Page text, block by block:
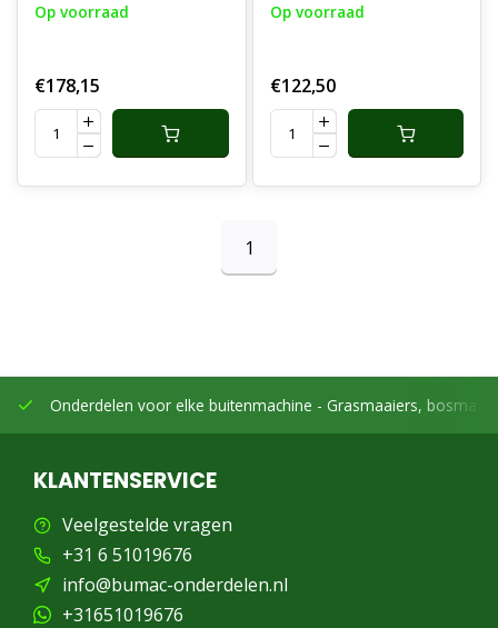
Op voorraad
€178,15
Op voorraad
€122,50
1
Onderdelen voor elke buitenmachine - Grasmaaiers,
KLANTENSERVICE
Veelgestelde vragen
+31 6 51019676
info@bumac-onderdelen.nl
+31651019676